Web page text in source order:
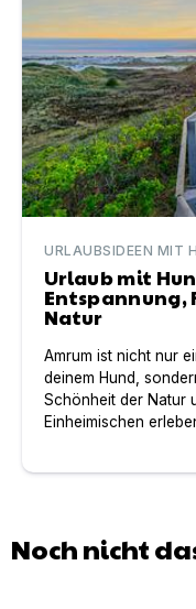
URLAUBSIDEEN MIT
Urlaub mit
Entspannung,
Natur
Amrum ist nicht nur
deinem Hund,
Schönheit der Natur
Einheimischen
Noch nicht